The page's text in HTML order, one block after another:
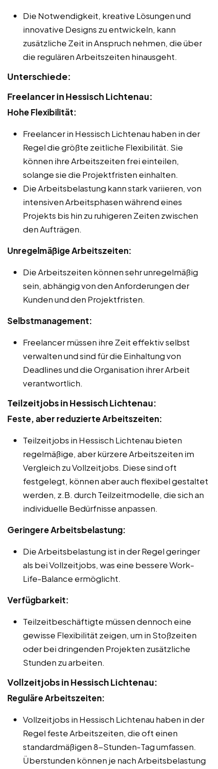
Die Notwendigkeit, kreative Lösungen und
innovative Designs zu entwickeln, kann
zusätzliche Zeit in Anspruch nehmen, die über
die regulären Arbeitszeiten hinausgeht.
Unterschiede:
Freelancer in Hessisch Lichtenau:
Hohe Flexibilität:
Freelancer in Hessisch Lichtenau haben in der
Regel die größte zeitliche Flexibilität. Sie
können ihre Arbeitszeiten frei einteilen,
solange sie die Projektfristen einhalten.
Die Arbeitsbelastung kann stark variieren, von
intensiven Arbeitsphasen während eines
Projekts bis hin zu ruhigeren Zeiten zwischen
den Aufträgen.
Unregelmäßige Arbeitszeiten:
Die Arbeitszeiten können sehr unregelmäßig
sein, abhängig von den Anforderungen der
Kunden und den Projektfristen.
Selbstmanagement:
Freelancer müssen ihre Zeit effektiv selbst
verwalten und sind für die Einhaltung von
Deadlines und die Organisation ihrer Arbeit
verantwortlich.
Teilzeitjobs in Hessisch Lichtenau:
Feste, aber reduzierte Arbeitszeiten:
Teilzeitjobs in Hessisch Lichtenau bieten
regelmäßige, aber kürzere Arbeitszeiten im
Vergleich zu Vollzeitjobs. Diese sind oft
festgelegt, können aber auch flexibel gestaltet
werden, z.B. durch Teilzeitmodelle, die sich an
individuelle Bedürfnisse anpassen.
Geringere Arbeitsbelastung:
Die Arbeitsbelastung ist in der Regel geringer
als bei Vollzeitjobs, was eine bessere Work-
Life-Balance ermöglicht.
Verfügbarkeit:
Teilzeitbeschäftigte müssen dennoch eine
gewisse Flexibilität zeigen, um in Stoßzeiten
oder bei dringenden Projekten zusätzliche
Stunden zu arbeiten.
Vollzeitjobs in Hessisch Lichtenau:
Reguläre Arbeitszeiten:
Vollzeitjobs in Hessisch Lichtenau haben in der
Regel feste Arbeitszeiten, die oft einen
standardmäßigen 8-Stunden-Tag umfassen.
Überstunden können je nach Arbeitsbelastung